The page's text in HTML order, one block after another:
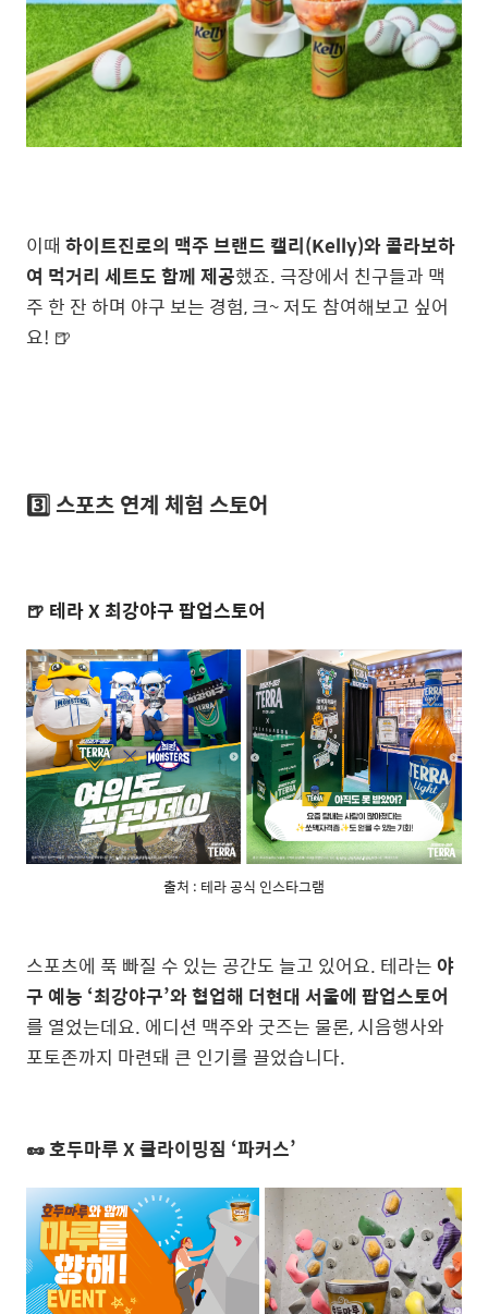
이때 하이트진로의 맥주 브랜드 캘리(Kelly)와 콜라보하
여 먹거리 세트도 함께 제공했죠. 극장에서 친구들과 맥
주 한 잔 하며 야구 보는 경험, 크~ 저도 참여해보고 싶어
요! 🍺
3️⃣ 스포츠 연계 체험 스토어
🍺 테라 X 최강야구 팝업스토어
출처 : 테라 공식 인스타그램
스포츠에 푹 빠질 수 있는 공간도 늘고 있어요. 테라는야
구 예능 ‘최강야구’와 협업해 더현대 서울에 팝업스토어
를 열었는데요. 에디션 맥주와 굿즈는 물론, 시음행사와
포토존까지 마련돼 큰 인기를 끌었습니다.
🥜 호두마루 X 클라이밍짐 ‘파커스’